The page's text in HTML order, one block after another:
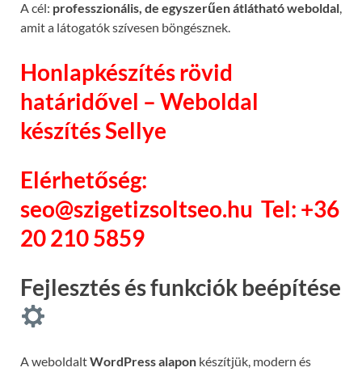
A cél: professzionális, de egyszerűen átlátható weboldal,
amit a látogatók szívesen böngésznek.
Honlapkészítés rövid
határidővel – Weboldal
készítés Sellye
Elérhetőség:
seo@szigetizsoltseo.hu Tel: +36
20 210 5859
Fejlesztés és funkciók beépítése
A weboldaltWordPress alapon készítjük, modern és